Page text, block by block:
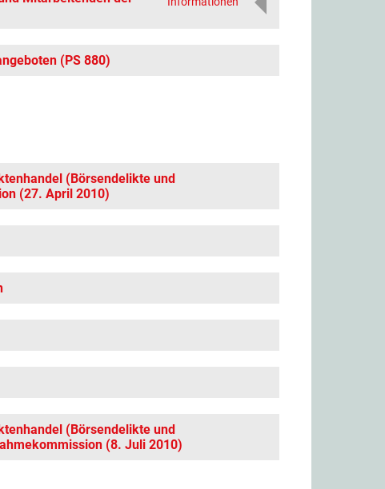
(PS 880)
(Börsendelikte und
(27. April 2010)
(Börsendelikte und
(8. Juli 2010)